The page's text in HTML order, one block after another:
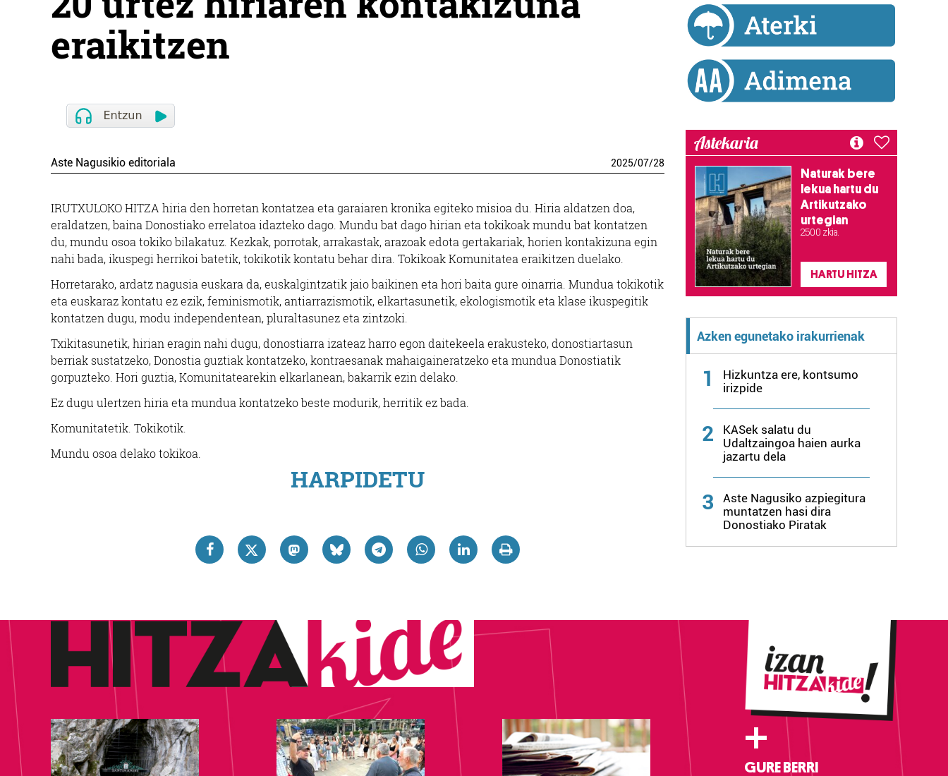
eraikitzen
Aste Nagusikio editoriala 2025/07/28
IRUTXULOKO HITZA hiria den horretan kontatzea eta garaiaren kronika egiteko misioa du. Hiria aldatzen doa,
eraldatzen, baina Donostiako errelatoa idazteko dago. Mundu bat dago hirian eta tokikoak mundu bat kontatzen
du, mundu osoa tokiko bilakatuz. Kezkak, porrotak, arrakastak, arazoak edota gertakariak, horien kontakizuna egin
nahi bada, ikuspegi herrikoi batetik, tokikotik kontatu behar dira. Tokikoak Komunitatea eraikitzen duelako.
Horretarako, ardatz nagusia euskara da, euskalgintzatik jaio baikinen eta hori baita gure oinarria. Mundua tokikotik
eta euskaraz kontatu ez ezik, feminismotik, antiarrazismotik, elkartasunetik, ekologismotik eta klase ikuspegitik
kontatzen dugu, modu independentean, pluraltasunez eta zintzoki.
Txikitasunetik, hirian eragin nahi dugu, donostiarra izateaz harro egon daitekeela erakusteko, donostiartasun
berriak sustatzeko, Donostia guztiak kontatzeko, kontraesanak mahaigaineratzeko eta mundua Donostiatik
gorpuzteko. Hori guztia, Komunitatearekin elkarlanean, bakarrik ezin delako.
Ez dugu ulertzen hiria eta mundua kontatzeko beste modurik, herritik ez bada.
Komunitatetik. Tokikotik.
Mundu osoa delako tokikoa.
HARPIDETU
Astekaria
Naturak bere
lekua hartu du
Artikutzako
urtegian
2.500 zkia.
HARTU HITZA
Azken egunetako irakurrienak
1
Hizkuntza ere, kontsumo
irizpide
2
KASek salatu du
Udaltzaingoa haien aurka
jazartu dela
3
Aste Nagusiko azpiegitura
muntatzen hasi dira
Donostiako Piratak
+
GURE BERRI